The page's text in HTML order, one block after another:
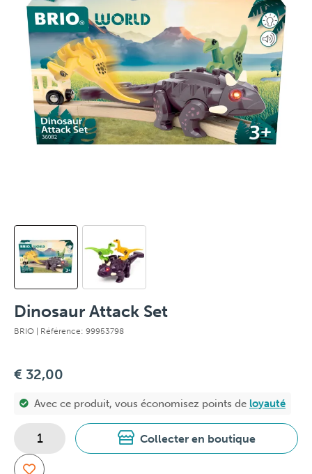
Dinosaur Attack Set
BRIO | Référence: 99953798
€ 32,00
Avec ce produit, vous économisez points de loyauté
Collecter en boutique